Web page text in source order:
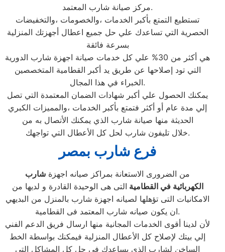
مركز صيانة شارب المعتمد.
تستطيع التمتع بأكبر الخدمات ،والخصومات ،والتخفيضات
الحصرية التي تساعدك علي حل جميع اعطال أجهزتك المنزلية
بسرعة فائقة
هي أكثر من 30% علي كل خدمات صيانة اجهزة شارب الدورية
التي تود إصلاحها عن طريق يد أكبر القطامية المتخصصين
الخبراء في هذا المجال.
يمكنك الحصول علي أكبر شهادات الضمان المعتمدة التي تصل
إلي مدة عام أو أكثر فتمتع بأكبر الخدمات ،والمميزات الكبري
الحديثة منها صيانة شارب الذي يمكنك الأتصال به من
خلال تليفون شارب لحل كل الأعطال التي تواجهك.
فرع شارب بمصر
من الضرورى الاستعانة بمراكز صيانه اجهزة شارب
الكهربائية في القطامية التى هى الوحيدة القادرة و لديها من
الامكانيات التى تؤهلها لصيانه اجهزة شارب بالمنزل من البديهي
ان يكون صيانه شارب المعتمد فى القطامية.
لأن لدينا أقوى الخدمات المجانية منها ارسال فريق الدعم الفني
إلي بيتك لإصلاح كل الأعطال المنزلية فيمكنك بواسطة الخط
الساخن لشارب الذي يساعدك في حل كل المشاكل التي